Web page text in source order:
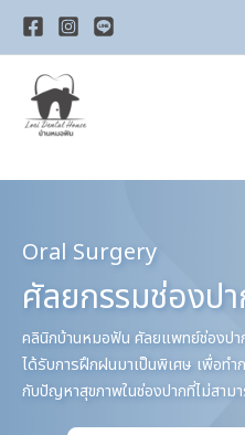
Skip
Oral Surgery
ศัลยกรรมช่องป
คลินิกบ้านหมอฟัน ศัลยแพทย์ช่องป
ได้รับการฝึกฝนมาเป็นพิเศษ เพื่อทำ
กับปัญหาสุขภาพในช่องปากที่ไม่สาม